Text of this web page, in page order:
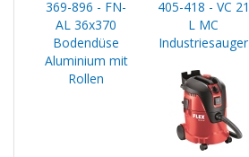
369-896 - FN-
AL 36x370
Bodendüse
Aluminium mit
Rollen
405-418 - VC 21
L MC
Industriesauger